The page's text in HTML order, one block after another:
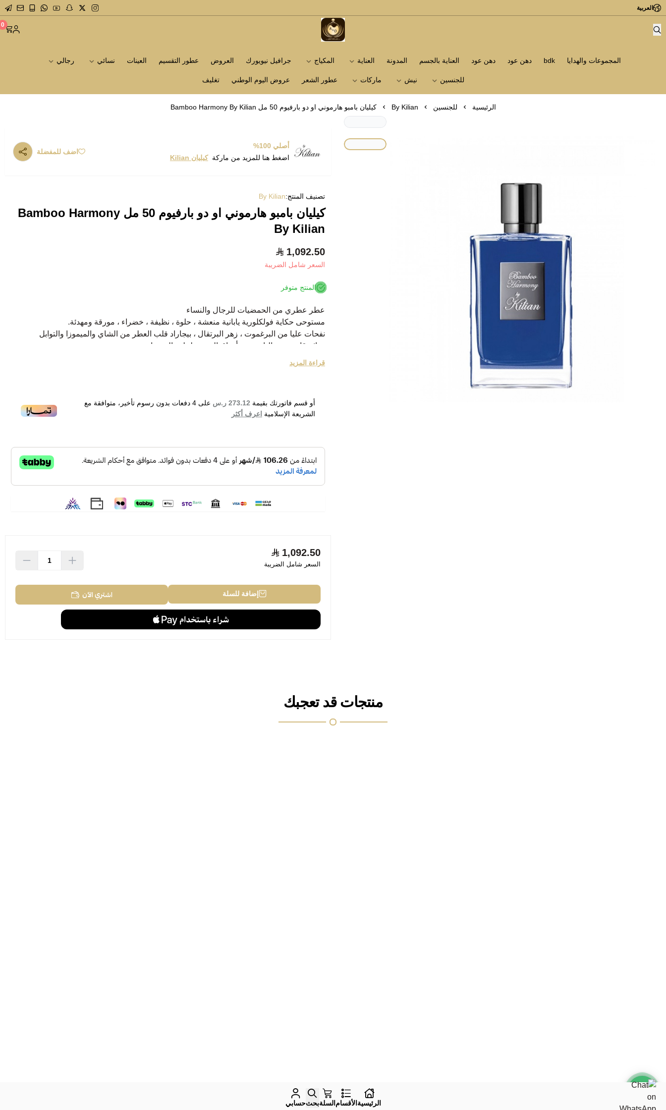
العربية
متجر عاشق العطور 0
المجموعات والهدايا bdk دهن عود دهن عود العناية بالجسم المدونة العناية المكياج جرافيل نيويورك العروض عطور التقسيم العينات نسائي رجالي
للجنسين نيش ماركات عطور الشعر عروض اليوم الوطني تغليف
الرئيسية للجنسين By Kilian كيليان بامبو هارموني او دو بارفيوم 50 مل Bamboo Harmony By Kilian
أصلي 100%
اضغط هنا للمزيد من ماركة كيليان Kilian
اضف للمفضلة
تصنيف المنتج:By Kilian
كيليان بامبو هارموني او دو بارفيوم 50 مل Bamboo Harmony
By Kilian
1,092.50
السعر شامل الضريبة
المنتج متوفر
عطر عطري من الحمضيات للرجال والنساء
مستوحى حكاية فولكلورية يابانية منعشة ، حلوة ، نظيفة ، خضراء ، مورقة ومهدئة.
نفحات عليا من البرغموت ، زهر البرتقال ، بيجاراد قلب العطر من الشاي والميموزا والتوابل
روائح قاعدة من البامبو من أوراق التين وطحلب السنديان
قراءة المزيد
أو قسم فاتورتك بقيمة 273.12 ر.س على 4 دفعات بدون رسوم تأخير، متوافقة مع
الشريعة الإسلامية اعرف أكثر
1,092.50
السعر شامل الضريبة
إضافة للسلة اشتري الآن
منتجات قد تعجبك
الرئيسية الأقسام السلةبحثحسابي